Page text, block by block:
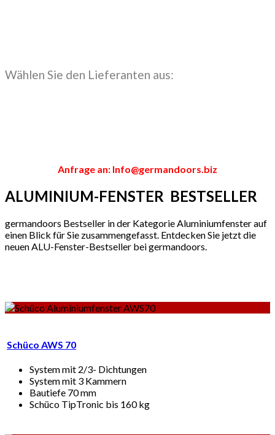
Wählen Sie den Lieferanten aus:
Anfrage an: Info@germandoors.biz
ALUMINIUM-FENSTER BESTSELLER
germandoors Bestseller in der Kategorie Aluminiumfenster auf
einen Blick für Sie zusammengefasst. Entdecken Sie jetzt die
neuen ALU-Fenster-Bestseller bei germandoors.
Schüco AWS 70
System mit 2/3- Dichtungen
System mit 3 Kammern
Bautiefe 70 mm
Schüco TipTronic bis 160 kg